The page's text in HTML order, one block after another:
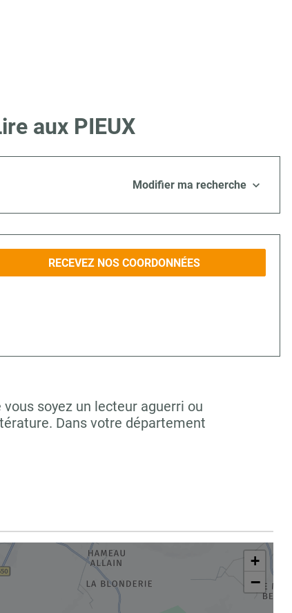
aux PIEUX
Modifier ma recherche
RECEVEZ NOS COORDONNÉES
soyez un lecteur aguerri ou
Dans votre département
+
−